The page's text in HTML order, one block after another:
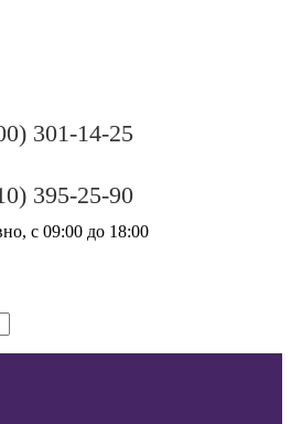
301-14-25
395-25-90
с 09:00 до 18:00